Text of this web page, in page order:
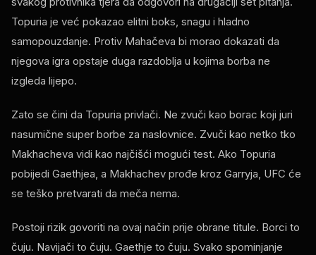
Topuria je već pokazao elitni boks, snagu i hladno
samopouzdanje. Protiv Mahačeva bi morao dokazati da
njegova igra opstaje duga razdoblja u kojima borba ne
izgleda lijepo.
Zato se čini da Topuria privlači. Ne zvuči kao borac koji juri
nasumične super borbe za naslovnice. Zvuči kao netko tko
Makhacheva vidi kao najčišći mogući test. Ako Topuria
pobijedi Gaethjea, a Makhachev prođe kroz Garryja, UFC će
se teško pretvarati da meča nema.
Postoji rizik govoriti na ovaj način prije obrane titule. Borci to
čuju. Navijači to čuju. Gaethje to čuju. Svako spominjanje